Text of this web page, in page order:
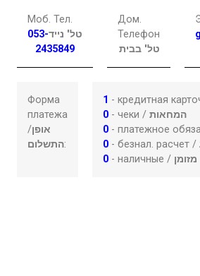
Моб. Тел.
טל' נייד053-
2435849
Дом.
Телефон
טל' בבית
Форма
платежа
/אופן
התשלום:
1 - кредитная
0 - чеки /המחאות
0 - платежное
0 - безнал. расчет /
0 - наличные / מזומן